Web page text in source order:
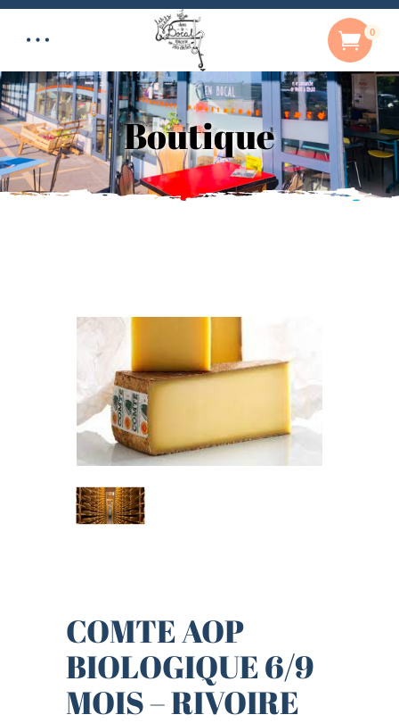
0
Boutique
COMTE AOP
BIOLOGIQUE 6/9
MOIS – RIVOIRE